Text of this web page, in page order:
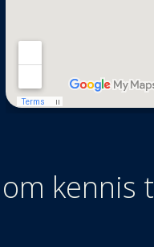
kennis